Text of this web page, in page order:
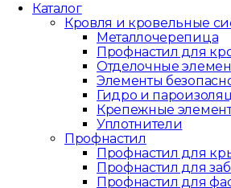
Каталог
Кровля и кровельные
Металлочерепица
Профнастил для
Отделочные
Элементы
Гидро и
Крепежные
Уплотнители
Профнастил
Профнастил для
Профнастил для
Профнастил для